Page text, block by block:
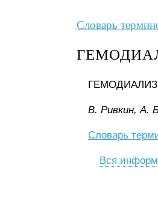
Словарь
ГЕМОДИАЛИЗ
B. Pивкин, A.
Словарь
Вся